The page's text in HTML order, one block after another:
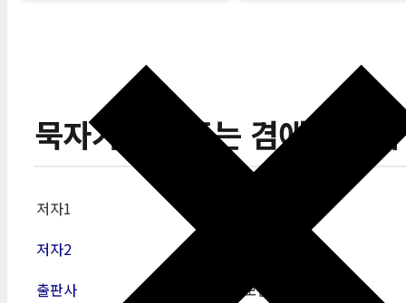
묵자가 들려주는 겸애 이야기
저자1
저자2
출판사
자음과모음